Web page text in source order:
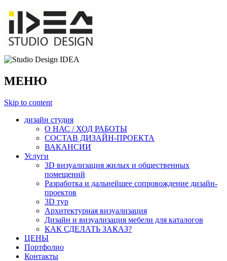
МЕНЮ
Skip to content
дизайн студия
О НАС / ХОД РАБОТЫ
СОСТАВ ДИЗАЙН-ПРОЕКТА
ВАКАНСИИ
Услуги
3D визуализация жилых и общественных
помещений
Разработка и дальнейшее сопровождение дизайн-
проектов
3D тур
Архитектурная визуализация
Дизайн и визуализация мебели для каталогов
КАК СДЕЛАТЬ ЗАКАЗ?
ЦЕНЫ
Портфолио
Контакты